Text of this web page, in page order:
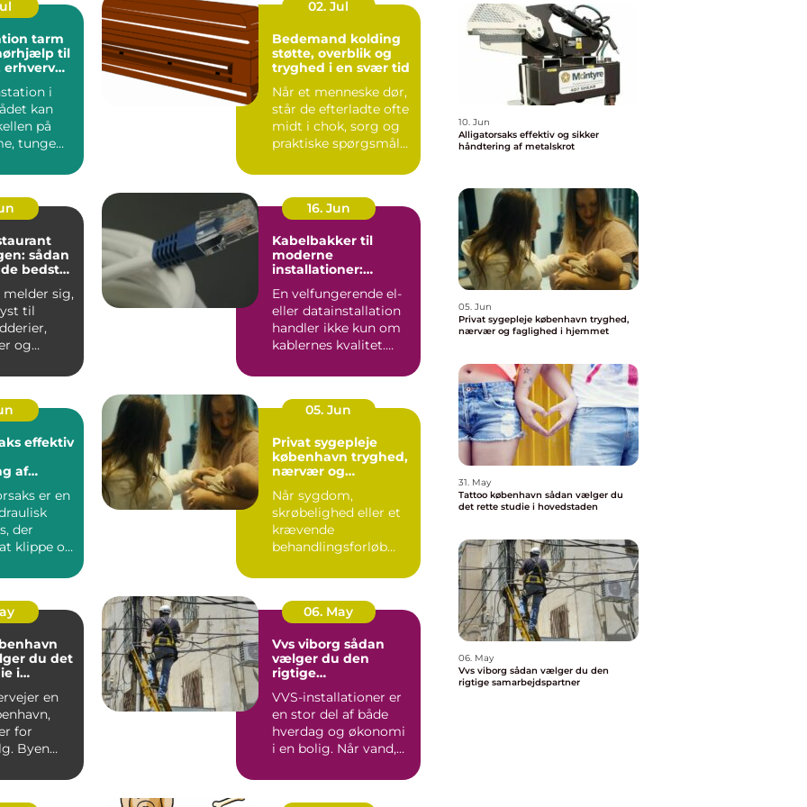
tarm
til
erhverv
i
kan
på
tunge
02. Jul
Bedemand kolding
støtte, overblik og
tryghed i en svær tid
Når et menneske dør,
står de efterladte ofte
midt i chok, sorg og
praktiske spørgsmål
sådan
bedste
i
melder sig,
til
og
16. Jun
Kabelbakker til
moderne
installationer:
anvendelse
En velfungerende el-
eller datainstallation
handler ikke kun om
kablernes kvalitet.
af
er en
der
klippe og
05. Jun
Privat sygepleje
københavn tryghed,
nærvær og
Når sygdom,
skrøbelighed eller et
krævende
behandlingsforløb
hverdagen, kan
oversku...
du det
i
en
for
Byen
06. May
Vvs viborg sådan
vælger du den
rigtige
VVS-installationer er
en stor del af både
hverdag og økonomi
i en bolig. Når vand,
10. Jun
Alligatorsaks effektiv og sikker
håndtering af metalskrot
05. Jun
Privat sygepleje københavn tryghed,
nærvær og faglighed i hjemmet
31. May
Tattoo københavn sådan vælger du
det rette studie i hovedstaden
06. May
Vvs viborg sådan vælger du den
rigtige samarbejdspartner